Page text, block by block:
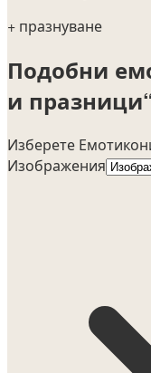
+ празнуване
Подобни
и
Изберете
Изображения